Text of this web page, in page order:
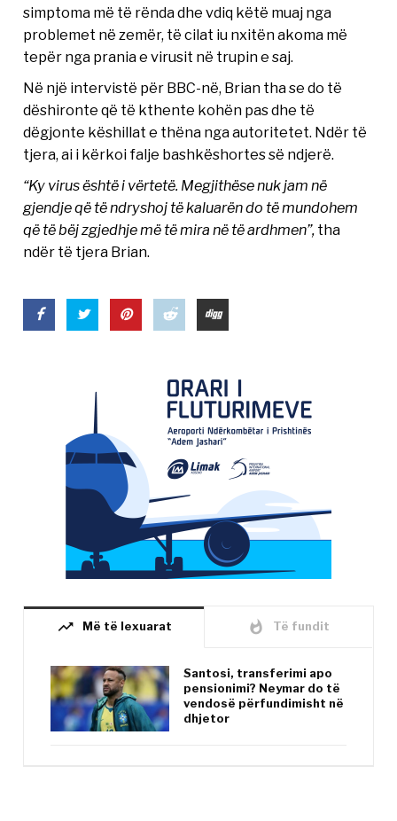
simptoma më të rënda dhe vdiq këtë muaj nga
problemet në zemër, të cilat iu nxitën akoma më
tepër nga prania e virusit në trupin e saj.
Në një intervistë për BBC-në, Brian tha se do të
dëshironte që të kthente kohën pas dhe të
dëgjonte këshillat e thëna nga autoritetet. Ndër të
tjera, ai i kërkoi falje bashkëshortes së ndjerë.
“Ky virus është i vërtetë. Megjithëse nuk jam në
gjendje që të ndryshoj të kaluarën do të mundohem
që të bëj zgjedhje më të mira në të ardhmen”, tha
ndër të tjera Brian.
trending_up Më të lexuarat whatshot Të fundit
Santosi, transferimi apo
pensionimi? Neymar do të
vendosë përfundimisht në
dhjetor